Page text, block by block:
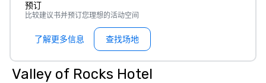
预订
比较建议书并预订您理想的活动空间
了解更多信息 查找场地
Valley of Rocks Hotel